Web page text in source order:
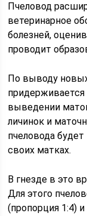
Пчеловод
ветеринарное
болезней,
проводит
По выводу
придерживается
выведении
личинок и
пчеловода
своих матках.
В гнезде в это
Для этого
(пропорция 1:4)